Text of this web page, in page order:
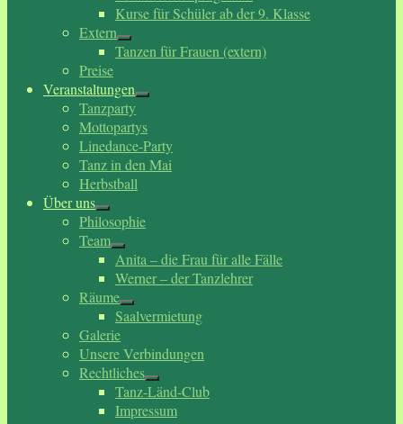
Kurse für Schüler ab der 9. Klasse
Extern
Tanzen für Frauen (extern)
Preise
Veranstaltungen
Tanzparty
Mottopartys
Linedance-Party
Tanz in den Mai
Herbstball
Über uns
Philosophie
Team
Anita – die Frau für alle Fälle
Werner – der Tanzlehrer
Räume
Saalvermietung
Galerie
Unsere Verbindungen
Rechtliches
Tanz-Länd-Club
Impressum